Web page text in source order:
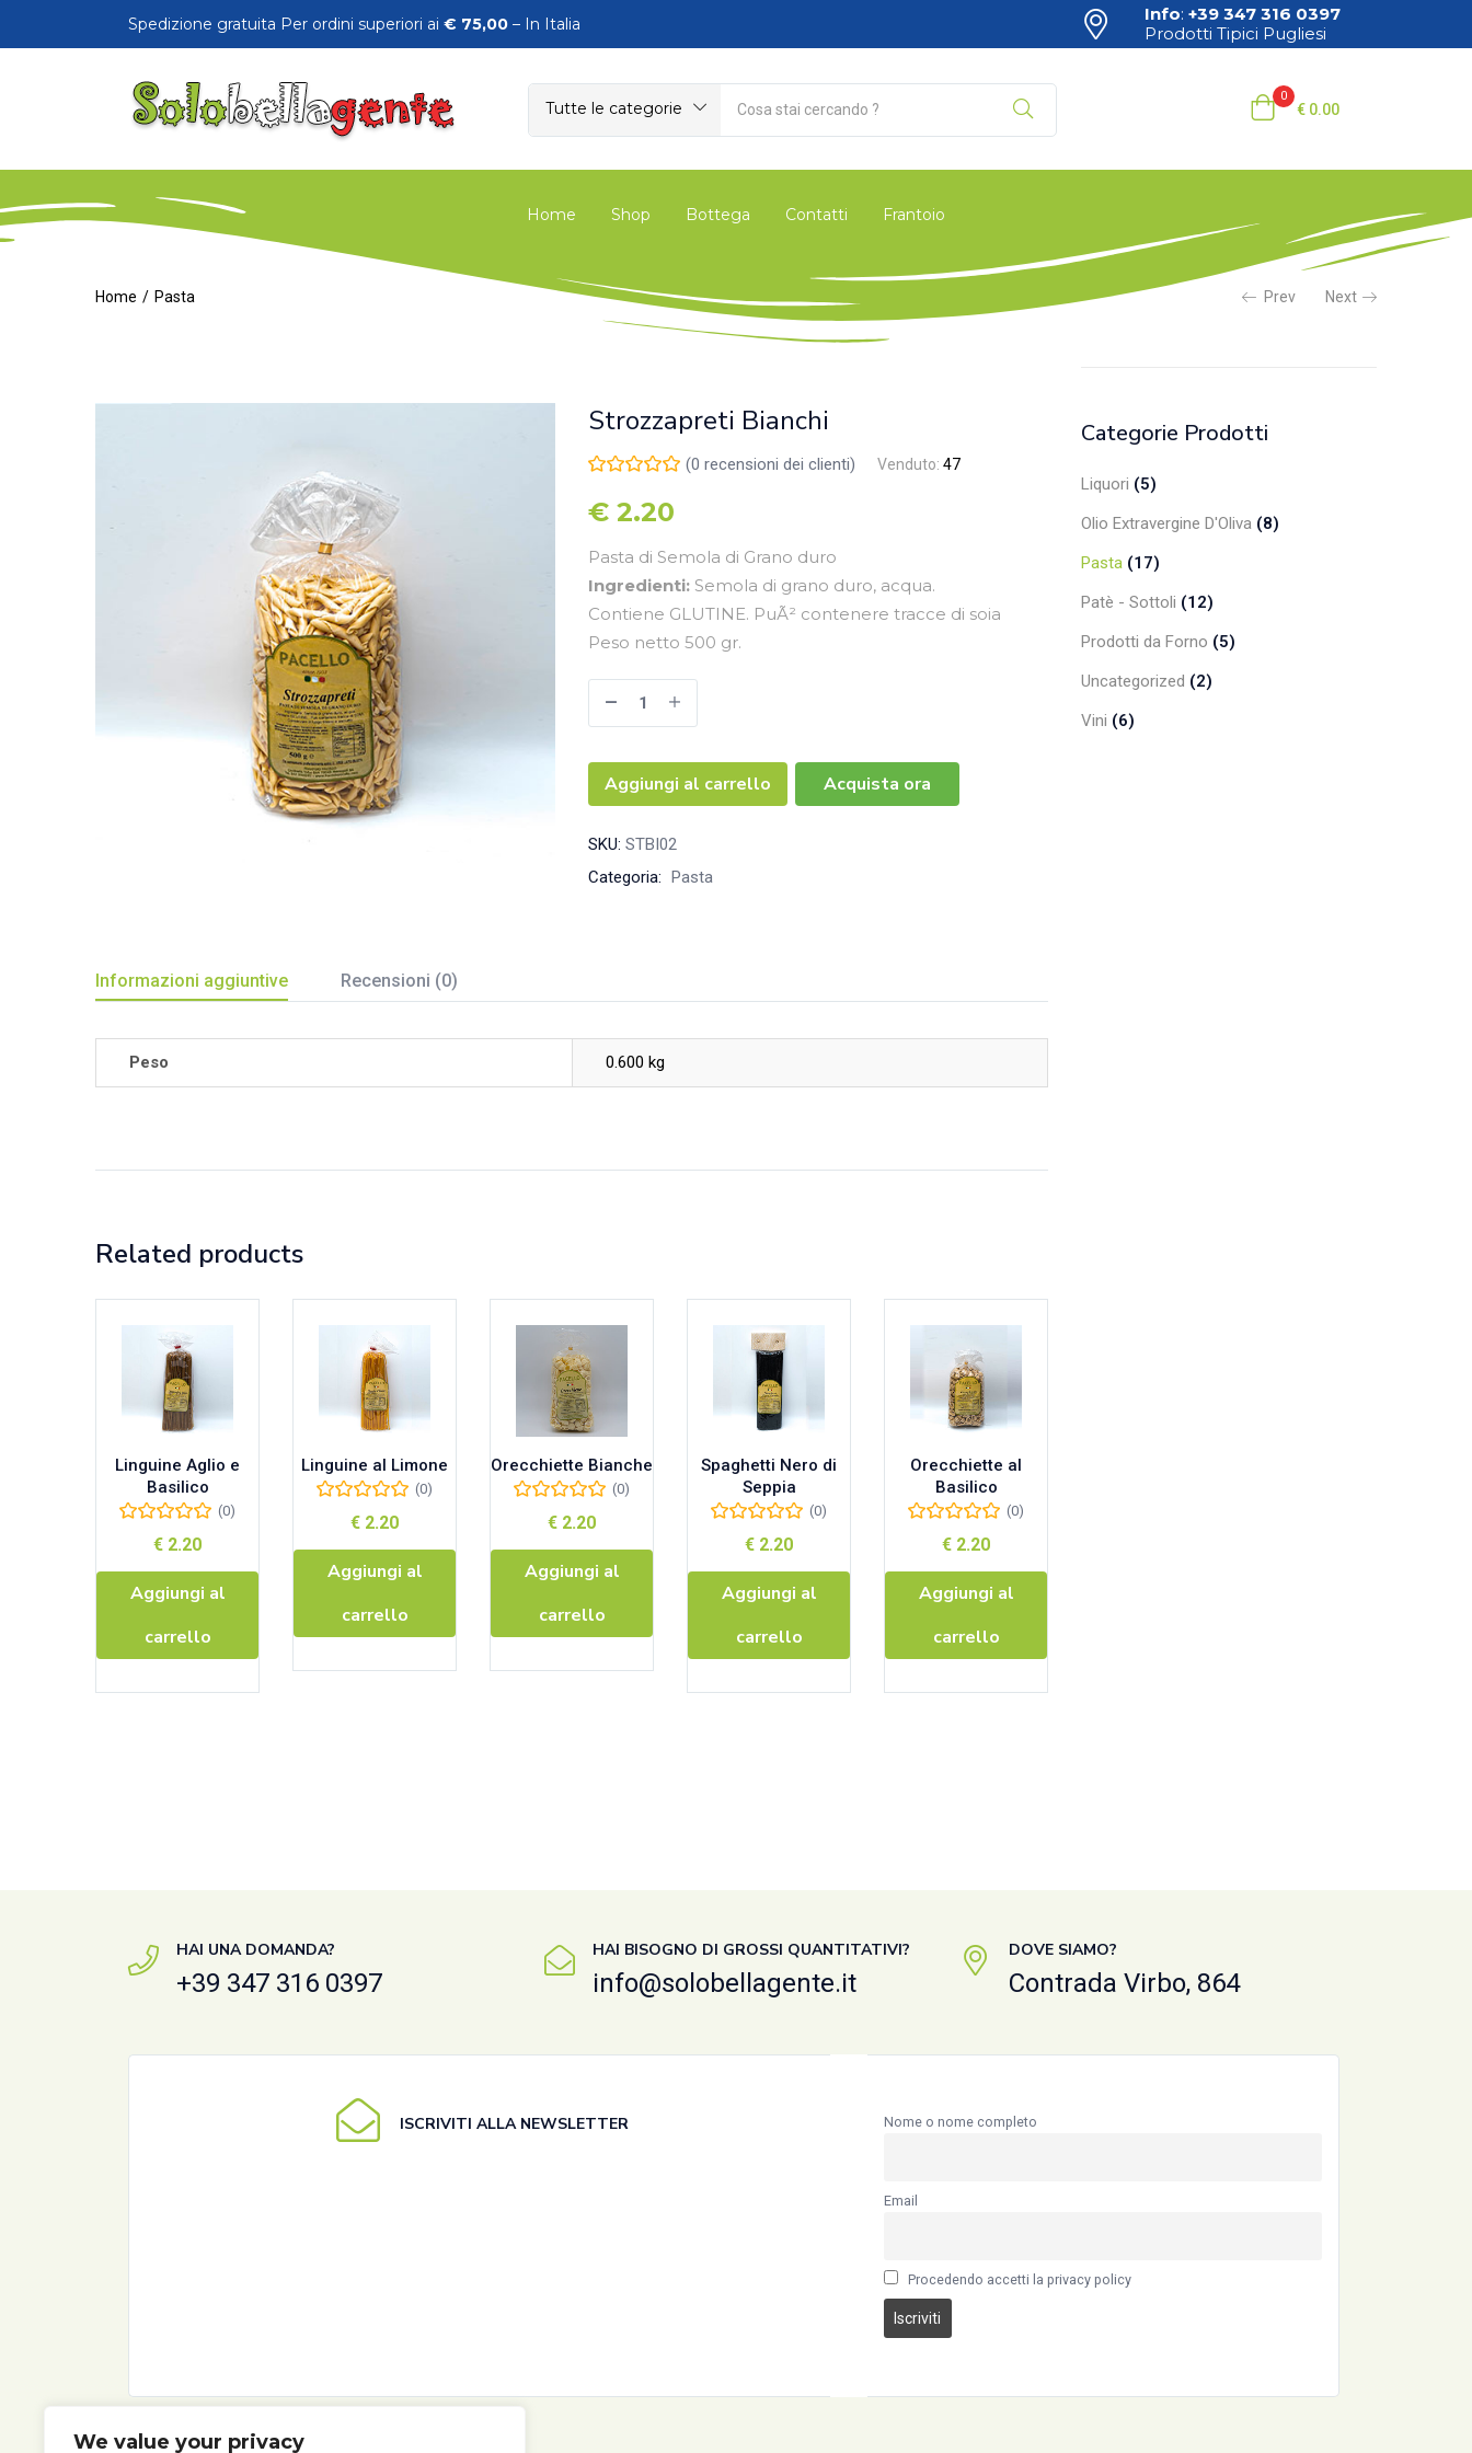
We value your privacy
Spedizione gratuita Per ordini superiori ai € 75,00 – In Italia Info:+39 347 316 0397
Prodotti Tipici Pugliesi
Tutte le categorie
0
€ 0.00
Home Shop Bottega Contatti Frantoio
Home Pasta Prev Next
Categorie Prodotti
Liquori (5)
Olio Extravergine D'Oliva (8)
Pasta (17)
Patè - Sottoli (12)
Prodotti da Forno (5)
Uncategorized (2)
Vini (6)
Strozzapreti Bianchi
(0 recensioni dei clienti) Venduto: 47
€ 2.20
Pasta di Semola di Grano duro
Ingredienti: Semola di grano duro, acqua.
Contiene GLUTINE. PuÃ² contenere tracce di soia
Peso netto 500 gr.
Aggiungi al carrello Acquista ora
SKU: STBI02
Categoria: Pasta
Informazioni aggiuntive Recensioni (0)
Peso 0.600 kg
Related products
Linguine Aglio e
Basilico
(0)
€ 2.20
Aggiungi al
carrello
Linguine al Limone
(0)
€ 2.20
Aggiungi al
carrello
Orecchiette Bianche
(0)
€ 2.20
Aggiungi al
carrello
Spaghetti Nero di
Seppia
(0)
€ 2.20
Aggiungi al
carrello
Orecchiette al
Basilico
(0)
€ 2.20
Aggiungi al
carrello
HAI UNA DOMANDA?
+39 347 316 0397
HAI BISOGNO DI GROSSI QUANTITATIVI?
info@solobellagente.it
DOVE SIAMO?
Contrada Virbo, 864
ISCRIVITI ALLA NEWSLETTER Nome o nome completo
Email
Procedendo accetti la privacy policy